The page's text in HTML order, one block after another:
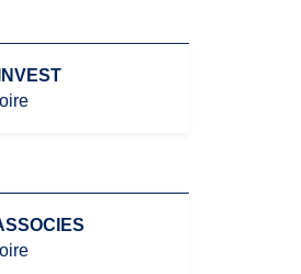
à rester